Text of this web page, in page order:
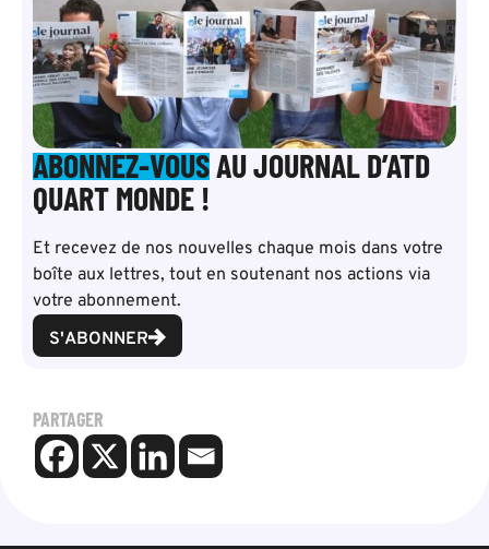
ABONNEZ-VOUSAU JOURNAL D’ATD
QUART MONDE !
Et recevez de nos nouvelles chaque mois dans votre
boîte aux lettres, tout en soutenant nos actions via
votre abonnement.
S'ABONNER
PARTAGER